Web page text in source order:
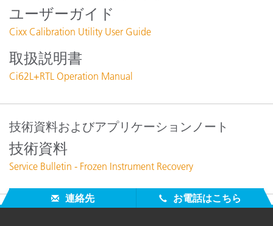
ユーザーガイド
Cixx Calibration Utility User Guide
取扱説明書
Ci62L+RTL Operation Manual
技術資料およびアプリケーションノート
技術資料
Service Bulletin - Frozen Instrument Recovery
連絡先 お電話はこちら